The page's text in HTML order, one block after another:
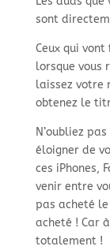
sont
Ceux qui
lorsque vous
laissez votre
obtenez le
N’oubliez
éloigner de
ces iPhones,
venir entre
pas acheté
acheté ! Car
totalement !